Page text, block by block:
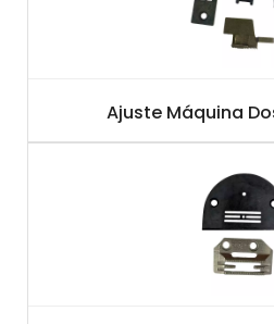
Ajuste Máquina